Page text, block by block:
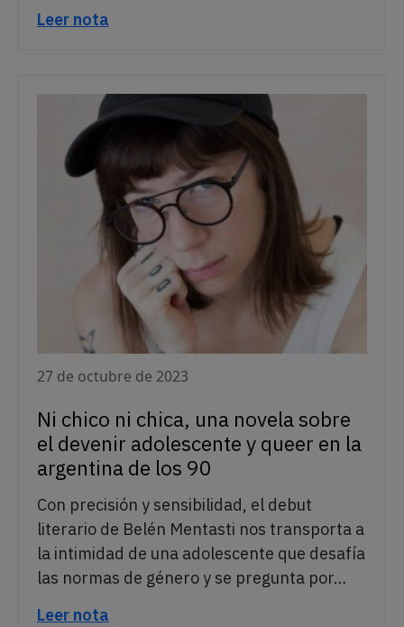
Leer nota
27 de octubre de 2023
Ni chico ni chica, una novela sobre
el devenir adolescente y queer en la
argentina de los 90
Con precisión y sensibilidad, el debut
literario de Belén Mentasti nos transporta a
la intimidad de una adolescente que desafía
las normas de género y se pregunta por…
Leer nota